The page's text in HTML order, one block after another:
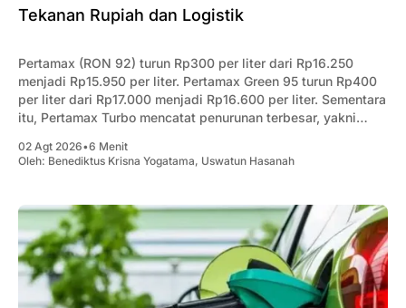
Tekanan Rupiah dan Logistik
Pertamax (RON 92) turun Rp300 per liter dari Rp16.250
menjadi Rp15.950 per liter. Pertamax Green 95 turun Rp400
per liter dari Rp17.000 menjadi Rp16.600 per liter. Sementara
itu, Pertamax Turbo mencatat penurunan terbesar, yakni
02 Agt 2026•6 Menit
Oleh: Benediktus Krisna Yogatama, Uswatun Hasanah